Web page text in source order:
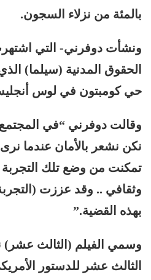
بالمئة من نزلاء السجون.
ونشأت دوفرني- التي
حي كومبتون في لوس
وقالت دوفرني “في
نكن نشعر بالأمان عندما
تمكنت من وضع تلك
وثقافي .. وقد عززت
بهذه القضية.”
وسمي الفيلم (الثالث عشر)
الثالث عشر للدستور